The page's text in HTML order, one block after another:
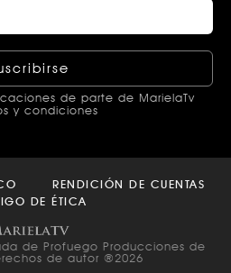
de parte de MarielaTv
y condiciones
RENDICIÓN DE CUENTAS
DE ÉTICA
de Profuego Producciones de
de autor ®2026